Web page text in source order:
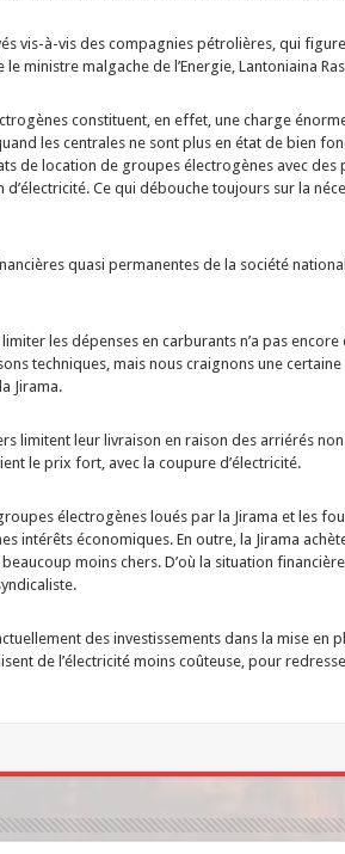
vis-à-vis des compagnies pétrolières, qui
ministre malgache de l’Energie, Lantoniaina
constituent, en effet, une charge
les centrales ne sont plus en état de bien
de location de groupes électrogènes avec des
Ce qui débouche toujours sur la
quasi permanentes de la société
les dépenses en carburants n’a pas encore
techniques, mais nous craignons une certaine
Jirama.
limitent leur livraison en raison des arriérés
le prix fort, avec la coupure d’électricité.
électrogènes loués par la Jirama et les
intérêts économiques. En outre, la Jirama
moins chers. D’où la situation financière
des investissements dans la mise en
de l’électricité moins coûteuse, pour